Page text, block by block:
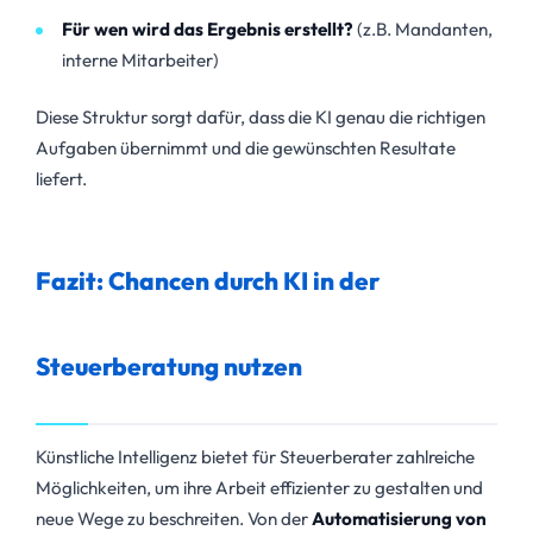
Für wen wird das Ergebnis erstellt? (z.B. Mandanten,
interne Mitarbeiter)
Diese Struktur sorgt dafür, dass die KI genau die richtigen
Aufgaben übernimmt und die gewünschten Resultate
liefert.
Fazit: Chancen durch KI in der
Steuerberatung nutzen
Künstliche Intelligenz bietet für Steuerberater zahlreiche
Möglichkeiten, um ihre Arbeit effizienter zu gestalten und
neue Wege zu beschreiten. Von derAutomatisierung von